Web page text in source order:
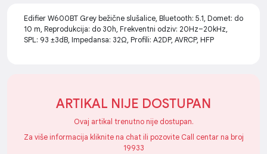
Edifier W600BT Grey bežične slušalice, Bluetooth: 5.1, Domet: do
10 m, Reprodukcija: do 30h, Frekventni odziv: 20Hz–20kHz,
SPL: 93 ±3dB, Impedansa: 32Ω, Profili: A2DP, AVRCP, HFP
ARTIKAL NIJE DOSTUPAN
Ovaj artikal trenutno nije dostupan.
Za više informacija kliknite na chat ili pozovite Call centar na broj
19933